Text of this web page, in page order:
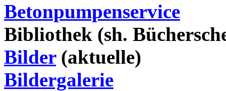
Betonpumpenservice
Bibliothek (sh.
Bilder(aktuelle)
Bildergalerie